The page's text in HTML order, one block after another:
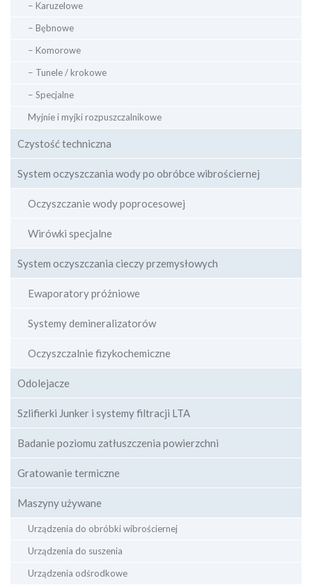
− Karuzelowe
− Bębnowe
− Komorowe
− Tunele / krokowe
− Specjalne
Myjnie i myjki rozpuszczalnikowe
Czystość techniczna
System oczyszczania wody po obróbce wibrościernej
Oczyszczanie wody poprocesowej
Wirówki specjalne
System oczyszczania cieczy przemysłowych
Ewaporatory próżniowe
Systemy demineralizatorów
Oczyszczalnie fizykochemiczne
Odolejacze
Szlifierki Junker i systemy filtracji LTA
Badanie poziomu zatłuszczenia powierzchni
Gratowanie termiczne
Maszyny używane
Urządzenia do obróbki wibrościernej
Urządzenia do suszenia
Urządzenia odśrodkowe